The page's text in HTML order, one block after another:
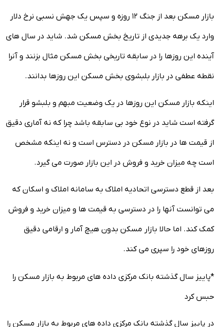
بازار مسکن بعد از جنگ ۱۲ روزه و سپس یک جهش نسبی نرخ دلار
وارد یک برهه جدیدی از تاریخ بخش مسکن شد. شاید در سال های
آینده این روزها را در سابقه تاریخی بخش مسکن مثال بزنند و آنرا
نقطه عطفی در بازار بلبشوی بخش مسکن این روزها بدانند.
اینکه بازار مسکن این روزها در یک وضعیت مبهم و بلبشو قرار
گرفته است شاید در نوع خود بی سابقه باشد چرا که نه آماری دقیق
از قیمت ها در بازار مسکن در دسترس است و نه اینکه مشخص
است چه میزان خرید و فروش در این بازار صورت می گیرد.
بعد از قطع دسترسی اتحادیه املاک به سامانه املاک و اسکان که
می توانست آنها را در دسترسی به قیمت ها و میزان خرید و فروش
کمک کند. اما حالا بازار مسکن بدون هیچ آمار و ارقامی دقیق
روزهای خود را سپری می کند.
*پاییز سال گذشته بانک مرکزی داده های مربوط به بازار مسکن را
حبس کرد
در پاییز سال گذشته بانک مرکزی داده های مربوط به بازار مسکن را